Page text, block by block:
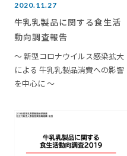
2020.11.27
牛乳乳製品に関する食生活
動向調査報告
～ 新型コロナウイルス感染拡大
による 牛乳乳製品消費への影響
を中心に ～